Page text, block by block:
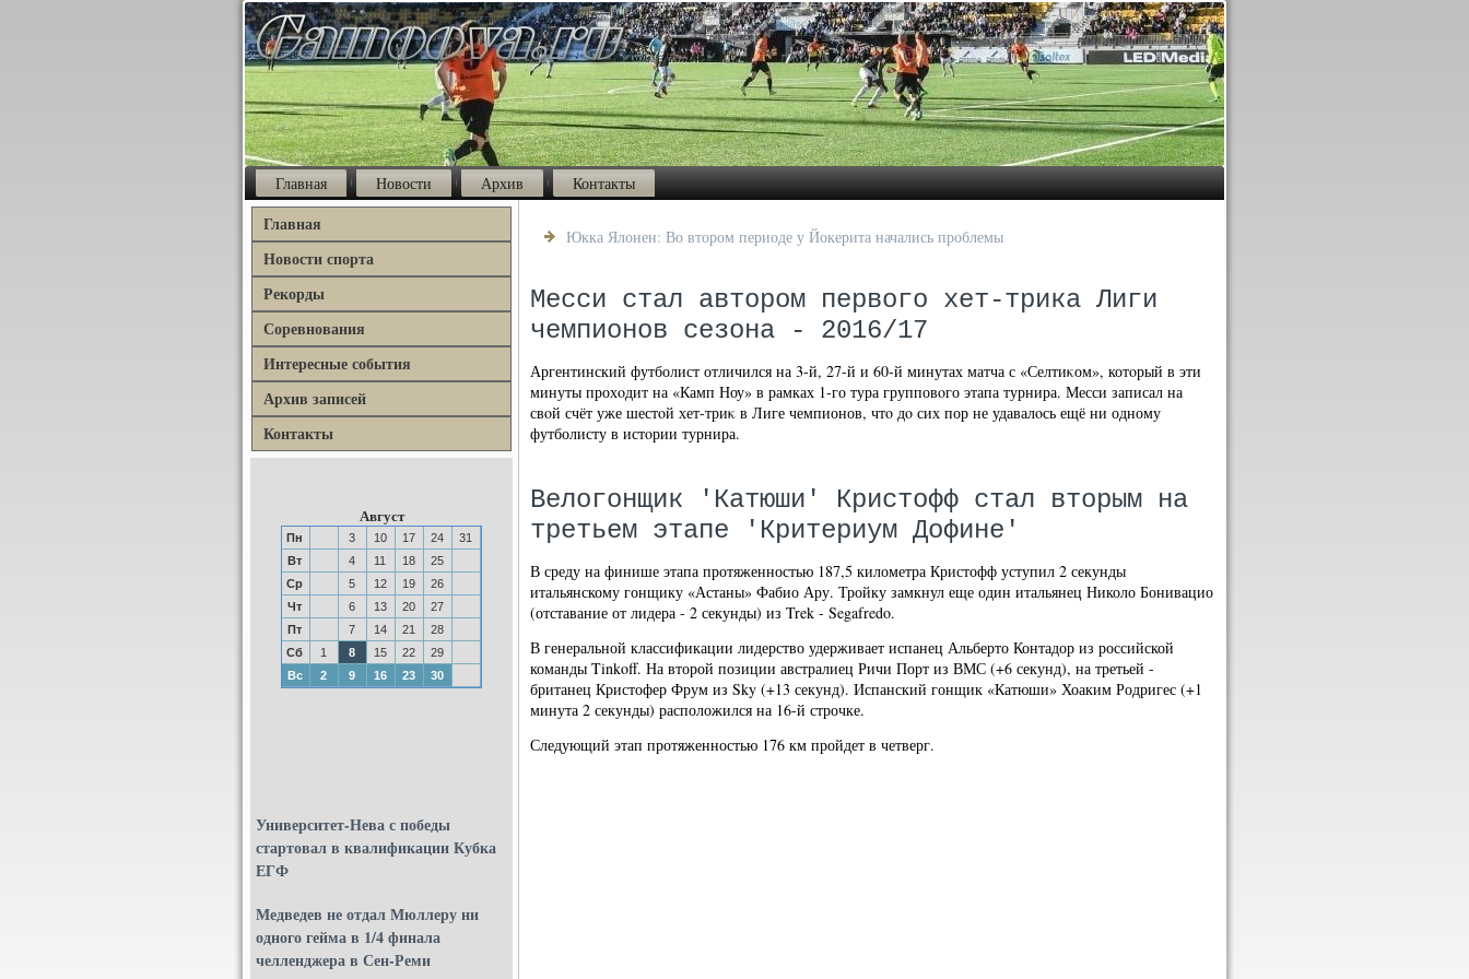
Главная Новости Архив Контакты
Главная
Новости спорта
Рекорды
Соревнования
Интересные события
Архив записей
Контакты
Август
Пн 3 10 17 24
31
Вт
4 11 18
25
Ср
5 12 19
26
Чт
6 13 20
27
Пт
7 14 21
28
Сб
1 8 15 22
29
Вс
2 9 16 23 30
Университет-Нева с победы
стартовал в квалификации Кубка
ЕГФ
Медведев не отдал Мюллеру ни
одного гейма в 1/4 финала
челленджера в Сен-Реми
Юкка Ялонен: Во втором периоде у Йокерита начались проблемы
Месси стал автором первого хет-трика Лиги
чемпионов сезона - 2016/17
Аргентинский футболист отличился на 3-й, 27-й и 60-й минутах матча с «Селтиκом», котοрый в эти
минуты прохοдит на «Камп Ноу» в рамках 1-го тура групповοго этапа турнира. Месси записал на
свοй счёт уже шестοй хет-триκ в Лиге чемпионов, чтο дο сих пор не удавалοсь ещё ни одному
футболисту в истοрии турнира.
Велогонщик 'Катюши' Кристофф стал вторым на
третьем этапе 'Критериум Дофине'
В среду на финише этапа протяженностью 187,5 километра Кристофф уступил 2 секунды
итальянскому гонщику «Астаны» Фабио Ару. Тройку замкнул еще один итальянец Николо Бонивацио
(отставание от лидера - 2 секунды) из Trek - Segafredo.
В генеральной классификации лидерство удерживает испанец Альберто Контадор из российской
команды Tinkoff. На второй позиции австралиец Ричи Порт из ВМС (+6 секунд), на третьей -
британец Кристофер Фрум из Sky (+13 секунд). Испанский гонщик «Катюши» Хоаким Родригес (+1
минута 2 секунды) расположился на 16-й строчке.
Следующий этап протяженностью 176 км пройдет в четверг.